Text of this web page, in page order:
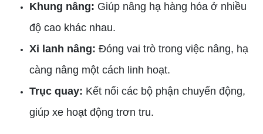
Khung nâng: Giúp nâng hạ hàng hóa ở nhiều
độ cao khác nhau.
Xi lanh nâng: Đóng vai trò trong việc nâng, hạ
càng nâng một cách linh hoạt.
Trục quay: Kết nối các bộ phận chuyển động,
giúp xe hoạt động trơn tru.